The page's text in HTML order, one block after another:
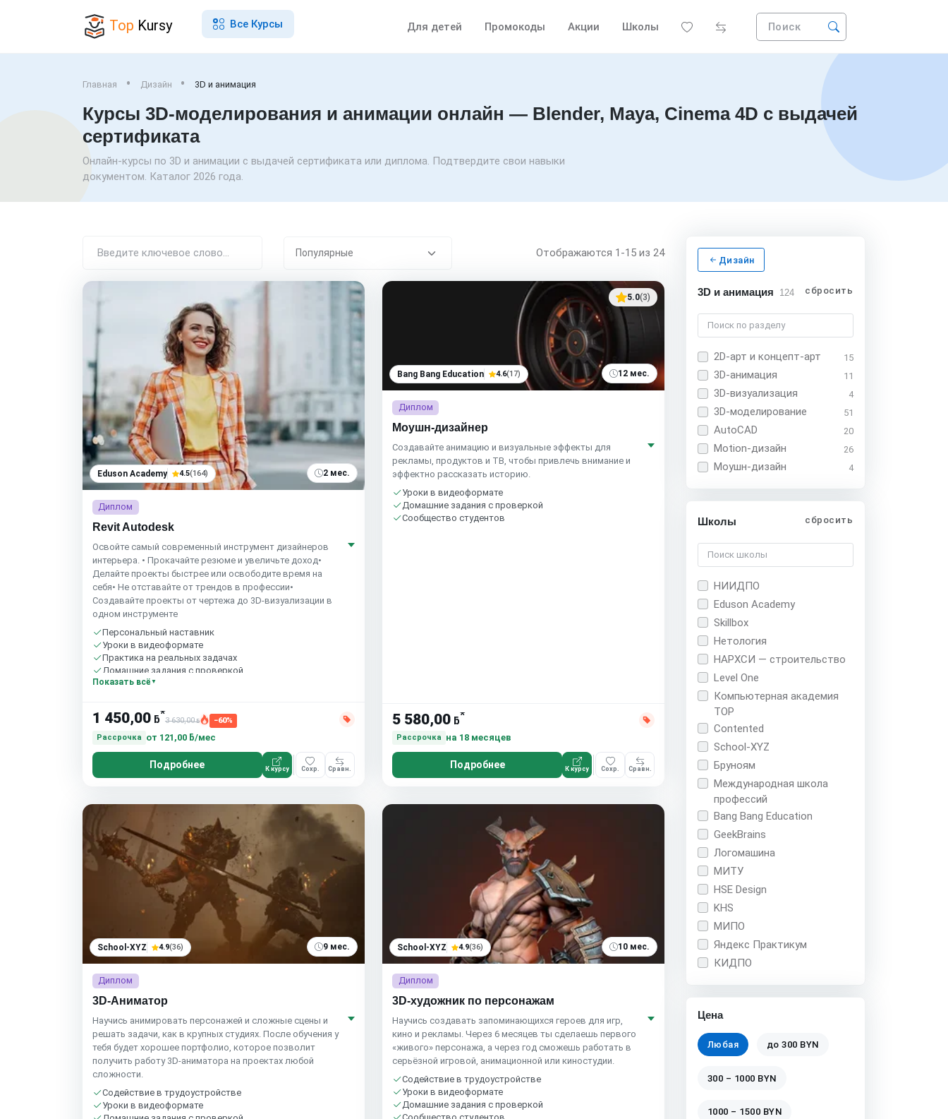
Top Kursy Все Курсы Для детей Промокоды Акции Школы Поиск
Главная Дизайн 3D и анимация
Курсы 3D-моделирования и анимации онлайн — Blender, Maya, Cinema 4D с выдачей
сертификата
Онлайн-курсы по 3D и анимации с выдачей сертификата или диплома. Подтвердите свои навыки
документом. Каталог 2026 года.
Отображаются 1-15 из 24
Eduson Academy 4.5(164) 2 мес.
Диплом
Revit Autodesk
Освойте самый современный инструмент дизайнеров
интерьера. • Прокачайте резюме и увеличьте доход•
Делайте проекты быстрее или освободите время на
себя• Не отставайте от трендов в профессии•
Создавайте проекты от чертежа до 3D-визуализации в
одном инструменте
Персональный наставник
Уроки в видеоформате
Практика на реальных задачах
Домашние задания с проверкой
Бесплатный пробный урок
Показать всё
1 450,00 ƃ*
3 630,00ƃ
−60%
Рассрочка
от 121,00 ƃ/мес
Подробнее К курсу Сохр. Сравн.
5.0(3)
Bang Bang Education 4.6(17) 12 мес.
Диплом
Моушн-дизайнер
Создавайте анимацию и визуальные эффекты для
рекламы, продуктов и ТВ, чтобы привлечь внимание и
эффектно рассказать историю.
Уроки в видеоформате
Домашние задания с проверкой
Сообщество студентов
5 580,00 ƃ*
Рассрочка на 18 месяцев
Подробнее К курсу Сохр. Сравн.
School-XYZ 4.9(36) 9 мес.
Диплом
3D-Аниматор
Научись анимировать персонажей и сложные сцены и
решать задачи, как в крупных студиях. После обучения у
тебя будет хорошее портфолио, которое позволит
получить работу 3D-аниматора на проектах любой
сложности.
Содействие в трудоустройстве
Уроки в видеоформате
School-XYZ 4.9(36) 10 мес.
Диплом
3D-художник по персонажам
Научись создавать запоминающихся героев для игр,
кино и рекламы. Через 6 месяцев ты сделаешь первого
«живого» персонажа, а через год сможешь работать в
серьёзной игровой, анимационной или киностудии.
Содействие в трудоустройстве
Уроки в видеоформате
Домашние задания с проверкой
Дизайн
3D и анимация 124 сбросить
2D-арт и концепт-арт 15
3D-анимация 11
3D-визуализация 4
3D-моделирование 51
AutoCAD 20
Motion-дизайн 26
Моушн-дизайн 4
Школы сбросить
НИИДПО
Eduson Academy
Skillbox
Нетология
НАРХСИ — строительство
Level One
Компьютерная академия
TOP
Contented
School-XYZ
Бруноям
Международная школа
профессий
Bang Bang Education
GeekBrains
Логомашина
МИТУ
HSE Design
KHS
МИПО
Яндекс Практикум
КИДПО
Цена
Любая до 300 BYN
300 – 1000 BYN
1000 – 1500 BYN